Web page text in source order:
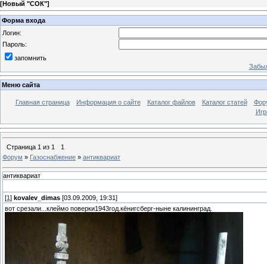
[Новый "СОК"]
Форма входа
Логин:
Пароль:
запомнить
Меню сайта
Главная страница Информация о сайте Каталог файлов Каталог статей
Страница 1 из 1
1
Форум » Газоснабжение » антиквариат
антиквариат
[1 ] kovalev_dimas [03.09.2009, 19:31]
вот срезали...клеймо поверки1943год.кёнигсберг-ныне калининград.